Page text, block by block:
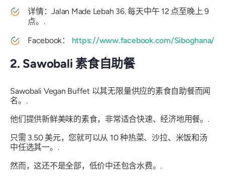
详情：Jalan Made Lebah 36. 每天中午 12 点至晚上 9
点。.
Facebook： https://www.facebook.com/Siboghana/
2. Sawobali 素食自助餐
Sawobali Vegan Buffet 以其无限量供应的素食自助餐而闻
名。.
他们提供新鲜美味的素食，非常适合快速、经济地用餐。.
只需 3.50 美元，您就可以从 10 种热菜、沙拉、米饭和汤
中任选其一。.
然而，这还不是全部，低价中还包含水费。.